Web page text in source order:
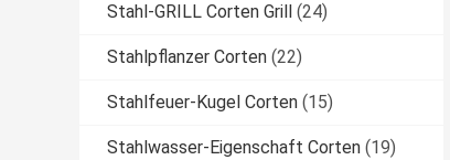
Stahl-GRILL Corten Grill (24)
Stahlpflanzer Corten (22)
Stahlfeuer-Kugel Corten (15)
Stahlwasser-Eigenschaft Corten (19)